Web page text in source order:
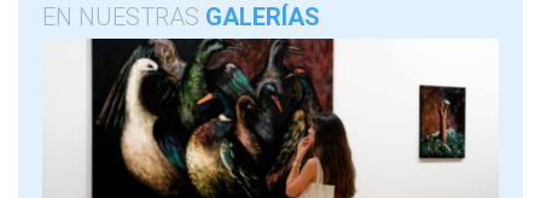
EN NUESTRAS GALERÍAS